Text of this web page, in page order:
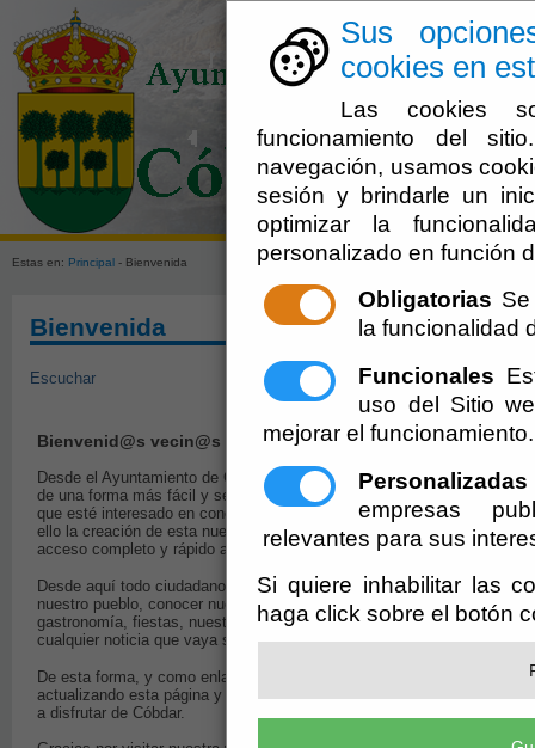
Sus
cookies en
Las cookies
funcionamiento del
navegación, usamos
sesión y brindarle un
optimizar la
personalizado en función
Obligatorias
la funcionalidad
Funcionales
uso del Sitio
mejorar el funcionamiento.
Personalizadas
empresas
relevantes para sus
Si quiere inhabilitar las
haga click sobre el botón
El
Estas en: Principal - Bienvenida
Bienvenida
Escuchar
Bienvenid@s vecin@s y visitantes
Desde el Ayuntamiento de Cóbdar pretendemos acercarnos
de una forma más fácil y sencilla al pueblo y a todo aquel
que esté interesado en conocer nuestro municipio. Es por
ello la creación de esta nueva página web, que permite un
acceso completo y rápido a nuestros servicios.
Desde aquí todo ciudadano podrá visitar virtualmente
nuestro pueblo, conocer nuestras actividades culturales,
gastronomía, fiestas, nuestra historia...y en definitiva,
cualquier noticia que vaya surgiendo.
De esta forma, y como enlace entre todos, esperamos ir
actualizando esta página y os invito a que vengáis
a disfrutar de Cóbdar.